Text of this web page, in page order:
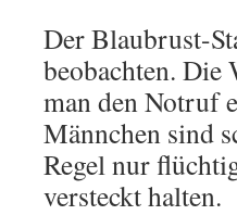
Der Blaubrust-
beobachten. Die
man den Notruf
Männchen sind
Regel nur
versteckt halten.